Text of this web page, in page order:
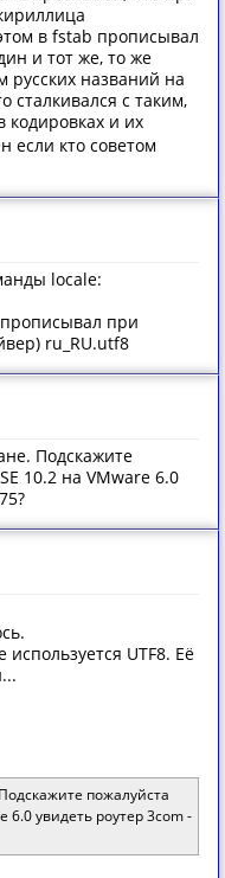
в fstab прописывал
и тот же, то же
русских названий на
сталкивался с таким,
кодировках и их
если кто советом
locale:
прописывал при
ru_RU.utf8
Подскажите
10.2 на VMware 6.0
UTF8. Её
пожалуйста
6.0 увидеть роутер 3com -